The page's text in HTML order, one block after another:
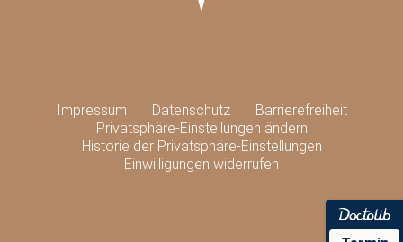
Impressum Datenschutz
Barrierefreiheit
Privatsphäre-Einstellungen ändern
Historie der Privatsphäre-Einstellungen
Einwilligungen widerrufen